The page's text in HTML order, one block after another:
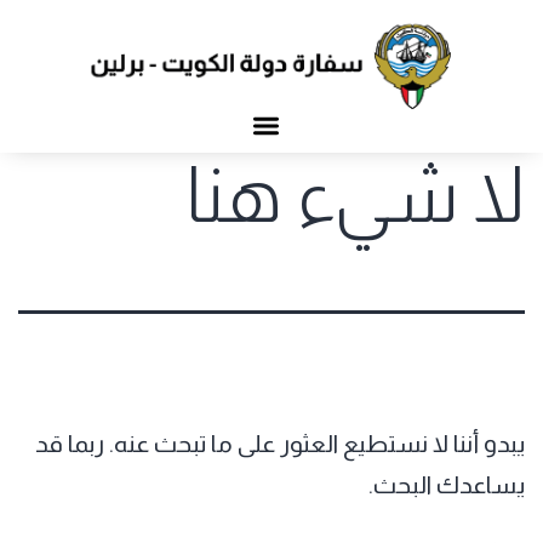
لا شيء هنا
يبدو أننا لا نستطيع العثور على ما تبحث عنه. ربما قد
يساعدك البحث.